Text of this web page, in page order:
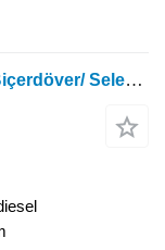
Zürn Hege 140 Plot combine/Parsel Biçerdöver/ Selektsiinyi kombain